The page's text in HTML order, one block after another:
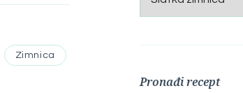
Zimnica
Pronađi recept